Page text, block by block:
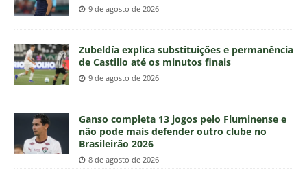
9 de agosto de 2026
Zubeldía explica substituições e permanência
de Castillo até os minutos finais
9 de agosto de 2026
Ganso completa 13 jogos pelo Fluminense e
não pode mais defender outro clube no
Brasileirão 2026
8 de agosto de 2026